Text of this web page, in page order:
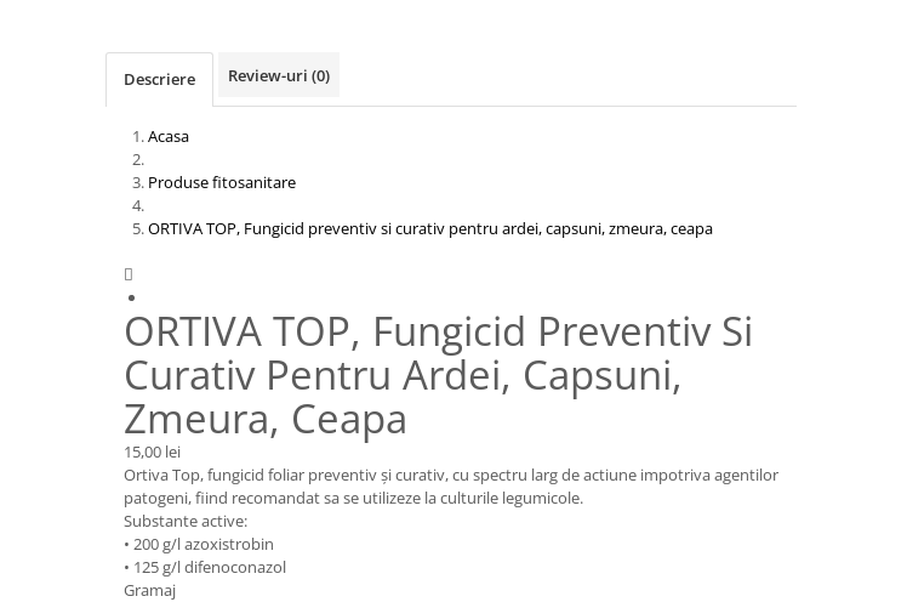
Descriere Review-uri (0)
Acasa
Produse fitosanitare
ORTIVA TOP, Fungicid preventiv si curativ pentru ardei, capsuni, zmeura, ceapa

ORTIVA TOP, Fungicid Preventiv Si
Curativ Pentru Ardei, Capsuni,
Zmeura, Ceapa
15,00 lei
Ortiva Top, fungicid foliar preventiv şi curativ, cu spectru larg de actiune impotriva agentilor
patogeni, fiind recomandat sa se utilizeze la culturile legumicole.
Substante active:
• 200 g/l azoxistrobin
• 125 g/l difenoconazol
Gramaj